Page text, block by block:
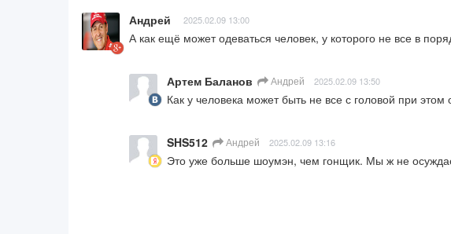
Андрей 2025.02.09 13:00
А как ещё может одеваться человек, у которого не все в
Артем Баланов Андрей 2025.02.09 13:50
Как у человека может быть не все с головой при этом
SHS512 Андрей 2025.02.09 13:16
Это уже больше шоумэн, чем гонщик. Мы ж не